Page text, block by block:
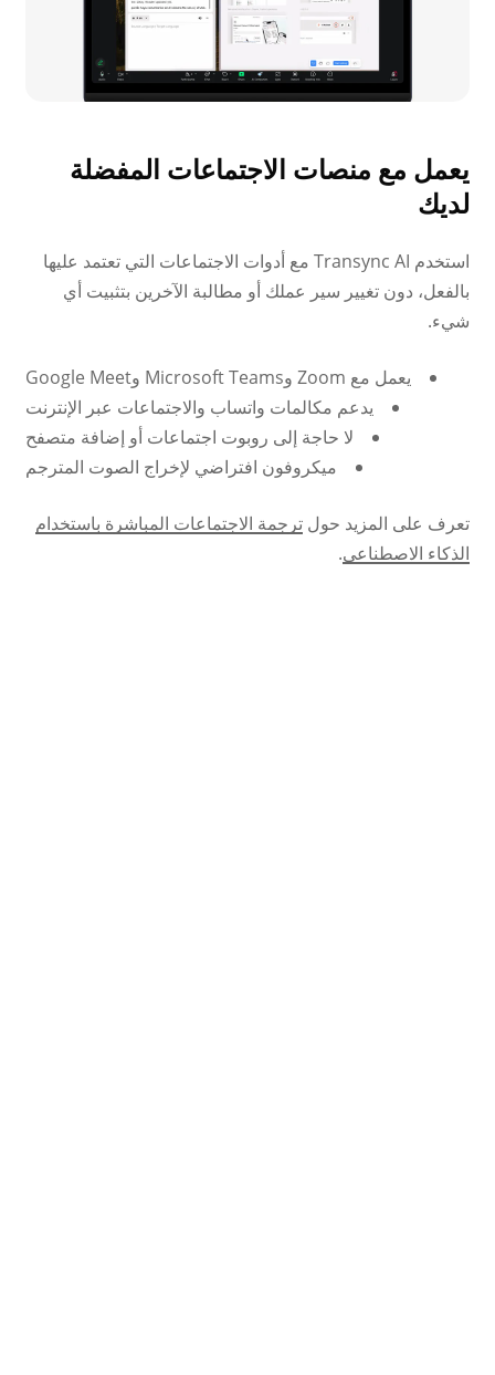
يعمل مع منصات الاجتماعات المفضلة
لديك
استخدم Transync AI مع أدوات الاجتماعات التي تعتمد عليها
بالفعل، دون تغيير سير عملك أو مطالبة الآخرين بتثبيت أي
شيء.
يعمل مع Zoom وMicrosoft Teams وGoogle Meet
يدعم مكالمات واتساب والاجتماعات عبر الإنترنت
لا حاجة إلى روبوت اجتماعات أو إضافة متصفح
ميكروفون افتراضي لإخراج الصوت المترجم
تعرف على المزيد حول ترجمة الاجتماعات المباشرة باستخدام
الذكاء الاصطناعي.